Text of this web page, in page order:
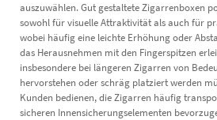
auszuwählen. Gut gestaltete Zigarrenboxen
sowohl für visuelle Attraktivität als auch für
wobei häufig eine leichte Erhöhung oder
das Herausnehmen mit den Fingerspitzen
insbesondere bei längeren Zigarren von
hervorstehen oder schräg platziert werden
Kunden bedienen, die Zigarren häufig
sicheren Innensicherungselementen